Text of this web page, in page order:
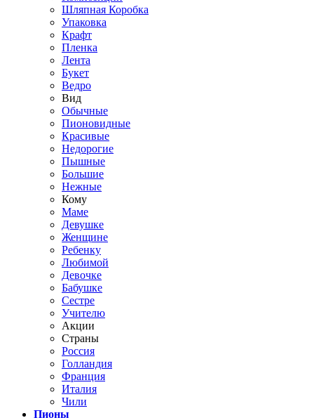
Шляпная Коробка
Упаковка
Крафт
Пленка
Лента
Букет
Ведро
Вид
Обычные
Пионовидные
Красивые
Недорогие
Пышные
Большие
Нежные
Кому
Маме
Девушке
Женщине
Ребенку
Любимой
Девочке
Бабушке
Сестре
Учителю
Акции
Страны
Россия
Голландия
Франция
Италия
Чили
Пионы